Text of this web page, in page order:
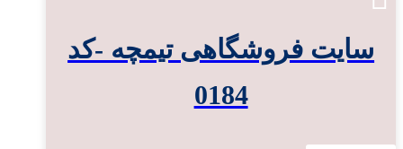
سایت فروشگاهی تیمچه -کد
0184